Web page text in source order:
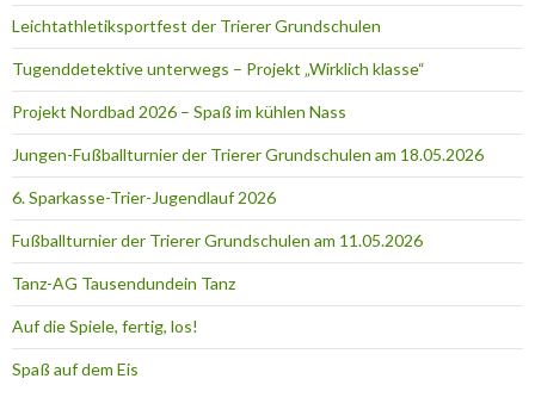
Leichtathletiksportfest der Trierer Grundschulen
Tugenddetektive unterwegs – Projekt „Wirklich klasse“
Projekt Nordbad 2026 – Spaß im kühlen Nass
Jungen-Fußballturnier der Trierer Grundschulen am 18.05.2026
6. Sparkasse-Trier-Jugendlauf 2026
Fußballturnier der Trierer Grundschulen am 11.05.2026
Tanz-AG Tausendundein Tanz
Auf die Spiele, fertig, los!
Spaß auf dem Eis